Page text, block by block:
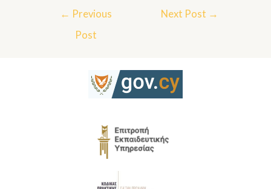
← Previous
Post
Next Post →